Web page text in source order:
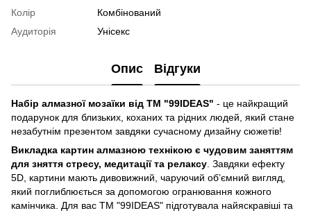
Колір
Комбінований
Аудиторія
Унісекс
Опис Відгуки
Набір алмазної мозаїки від ТМ "99IDEAS" - це найкращий
подарунок для близьких, коханих та рідних людей, який стане
незабутнім презентом завдяки сучасному дизайну сюжетів!
Викладка картин алмазною технікою є чудовим заняттям
для зняття стресу, медитації та релаксу . Завдяки ефекту
5D, картини мають дивовижний, чаруючий об’ємний вигляд,
який поглиблюється за допомогою огранювання кожного
камінчика. Для вас ТМ "99IDEAS" підготувала найяскравіші та